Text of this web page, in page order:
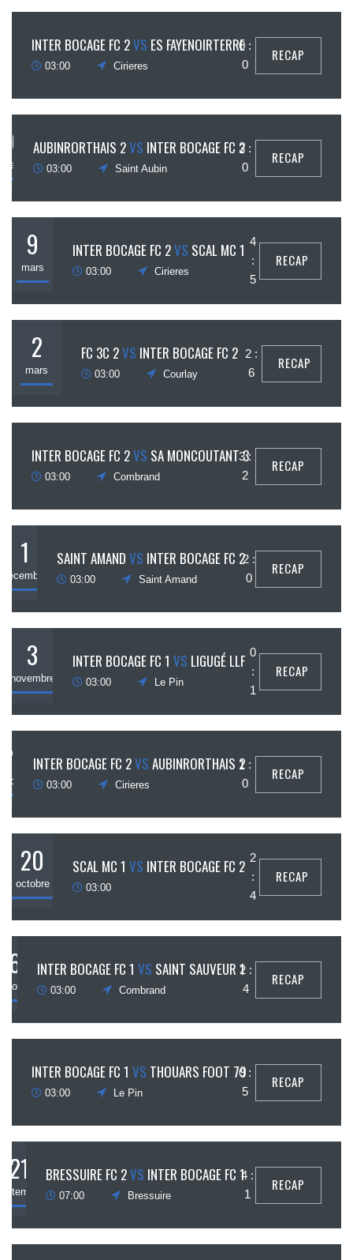
INTER BOCAGE FC 2VS ES FAYENOIRTERRE
03:00 Cirieres
0 :
0
RECAP
16
mars
AUBINRORTHAIS 2VS INTER BOCAGE FC 2
03:00 Saint Aubin
3 :
0
RECAP
9
mars
INTER BOCAGE FC 2VS SCAL MC 1
03:00 Cirieres
4
:
5
RECAP
2
mars
FC 3C 2VS INTER BOCAGE FC 2
03:00 Courlay
2 :
6
RECAP
INTER BOCAGE FC 2VS SA MONCOUTANT 3
03:00 Combrand
3 :
2
RECAP
1
décembre
SAINT AMAND VS INTER BOCAGE FC 2
03:00 Saint Amand
2 :
0
RECAP
3
novembre
INTER BOCAGE FC 1 VS LIGUGÉ LLF
03:00 Le Pin
0
:
1
RECAP
27 INTER BOCAGE FC 2VS AUBINRORTHAIS 2
03:00 Cirieres
1 :
0
RECAP
20
octobre
SCAL MC 1 VS INTER BOCAGE FC 2
03:00
2
:
4
RECAP
6 INTER BOCAGE FC 1 VS SAINT SAUVEUR 1
03:00 Combrand
2 :
4
RECAP
INTER BOCAGE FC 1 VS THOUARS FOOT 79
03:00 Le Pin
0 :
5
RECAP
21 BRESSUIRE FC 2VS INTER BOCAGE FC 1
07:00 Bressuire
4 :
1
RECAP